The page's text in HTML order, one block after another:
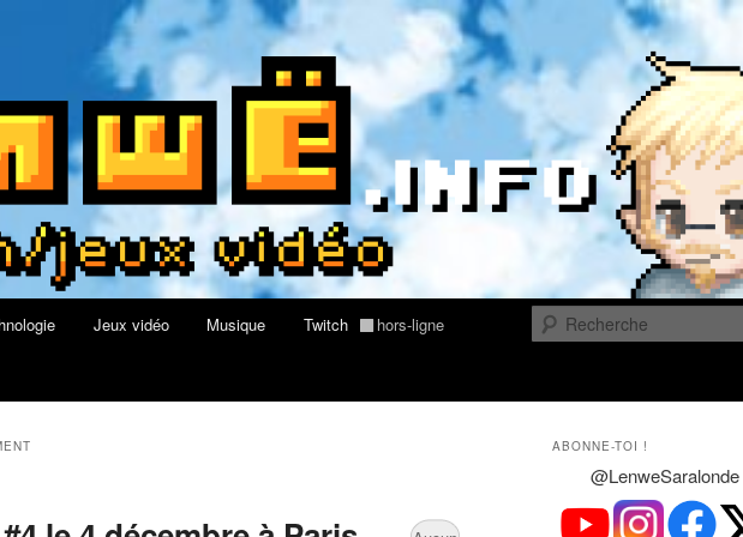
geek, tech et jeux vidéo
de nouvelles technologies et de jeux vidéo
Jeux vidéo Musique Twitch hors-ligne
ABONNE-TOI !
@LenweSaralonde